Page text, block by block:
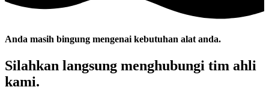
Anda masih bingung mengenai kebutuhan alat anda.
Silahkan langsung menghubungi tim ahli
kami.